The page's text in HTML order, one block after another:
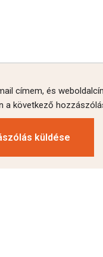
címem, és
a következő